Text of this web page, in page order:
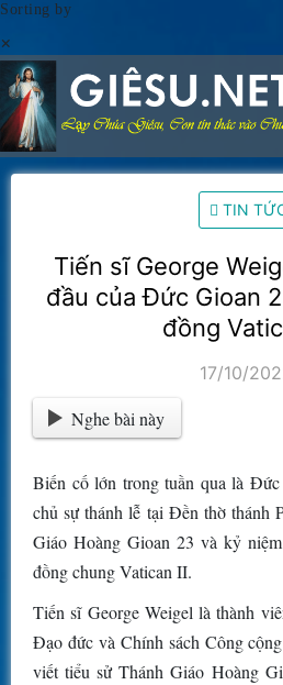
Sorting by
×
Skip
to
content
TIN
Tiến sĩ George
đầu của Đức Gioan
đồng
17/10/
Nghe bài này
Biến cố lớn trong tuần qua là
chủ sự thánh lễ tại Đền thờ thánh
Giáo Hoàng Gioan 23 và kỷ
đồng chung Vatican II.
Tiến sĩ George Weigel là thành
Đạo đức và Chính sách Công
viết tiểu sử Thánh Giáo Hoàng